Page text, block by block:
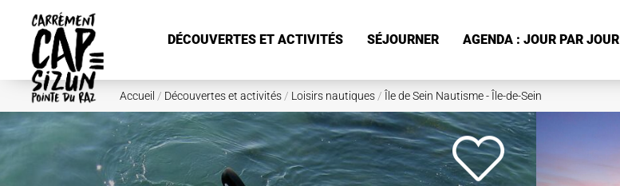
DÉCOUVERTES ET ACTIVITÉS SÉJOURNER AGENDA : JOUR PAR JOUR
Accueil / Découvertes et activités / Loisirs nautiques / Île de Sein Nautisme - Île-de-Sein